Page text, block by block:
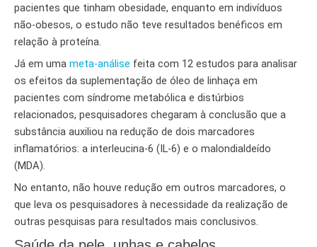
pacientes que tinham obesidade, enquanto em indivíduos
não-obesos, o estudo não teve resultados benéficos em
relação à proteína.
Já em uma meta-análise feita com 12 estudos para analisar
os efeitos da suplementação de óleo de linhaça em
pacientes com síndrome metabólica e distúrbios
relacionados, pesquisadores chegaram à conclusão que a
substância auxiliou na redução de dois marcadores
inflamatórios: a interleucina-6 (IL-6) e o malondialdeído
(MDA).
No entanto, não houve redução em outros marcadores, o
que leva os pesquisadores à necessidade da realização de
outras pesquisas para resultados mais conclusivos.